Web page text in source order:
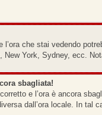
l’ora che stai vedendo
York, Sydney, ecc.
sbagliata!
e l’ora è ancora
dall’ora locale. In